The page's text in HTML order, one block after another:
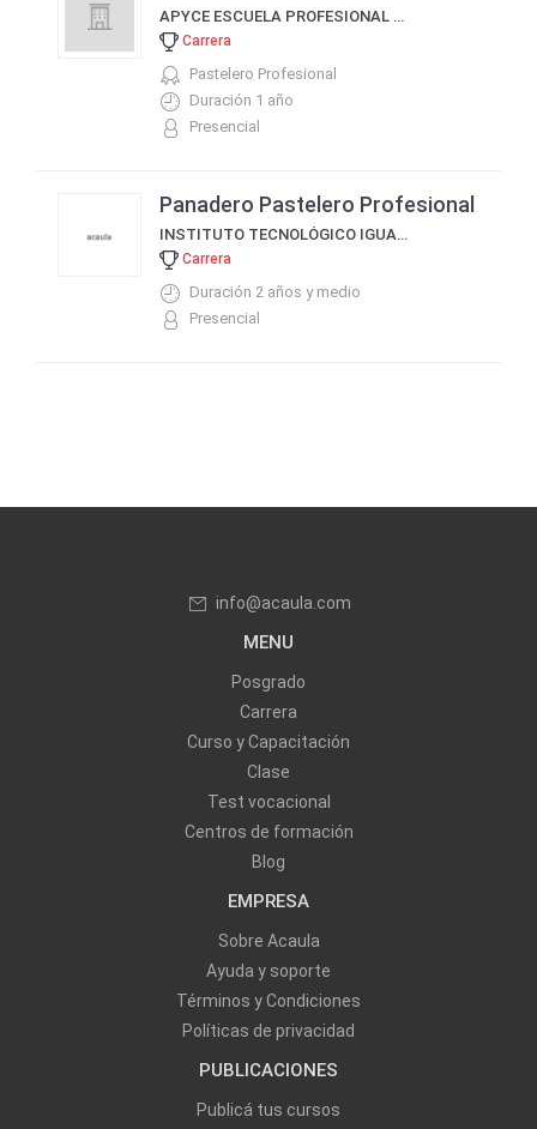
APYCE ESCUELA PROFESIONAL DE MAESTROS PIZZEROS EMPANADEROS Y COCINEROS
Carrera
Pastelero Profesional
Duración 1 año
Presencial
Panadero Pastelero Profesional
INSTITUTO TECNOLÓGICO IGUAZÚ DE LA FUNDACIÓN COLEGIO TECNOLÓGICO IGUAZÚ ITEC
Carrera
Duración 2 años y medio
Presencial
info@acaula.com
MENU
Posgrado
Carrera
Curso y Capacitación
Clase
Test vocacional
Centros de formación
Blog
EMPRESA
Sobre Acaula
Ayuda y soporte
Términos y Condiciones
Políticas de privacidad
PUBLICACIONES
Publicá tus cursos